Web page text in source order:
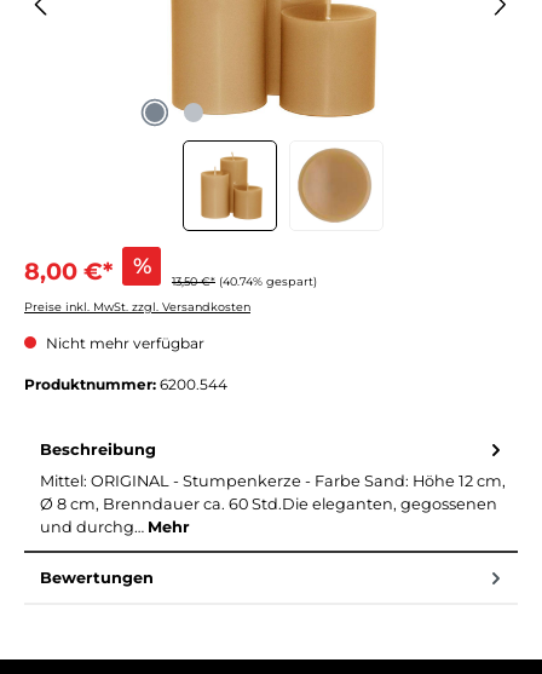
8,00 €* %
13,50 €* (40.74% gespart)
Preise inkl. MwSt. zzgl. Versandkosten
Nicht mehr verfügbar
Produktnummer: 6200.544
Beschreibung
Mittel: ORIGINAL - Stumpenkerze - Farbe Sand: Höhe 12 cm,
Ø 8 cm, Brenndauer ca. 60 Std.Die eleganten, gegossenen
und durchg… Mehr
Bewertungen